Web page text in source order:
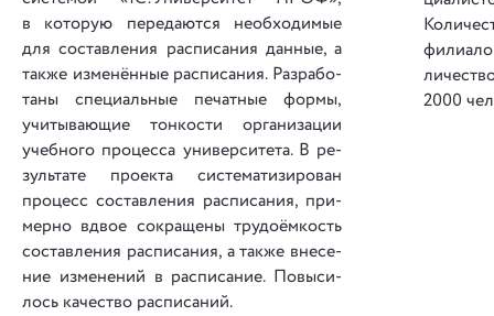
в ко­то­рую пе­ре­да­ют­ся не­об­хо­ди­мые
для со­ста­вле­ния рас­пи­са­ния дан­ные, а
так­же из­ме­нён­ные рас­пи­са­ния. Ра­зра­бо­
та­ны спе­ци­аль­ные пе­чат­ные фор­мы,
учи­ты­ва­ю­щие тон­ко­сти ор­га­ни­за­ции
учеб­но­го про­цес­са уни­вер­си­те­та. В ре­
зуль­та­те про­ек­та си­сте­ма­ти­зи­ро­ван
про­цесс со­ста­вле­ния рас­пи­са­ния, при­
мер­но вдвое со­кра­ще­ны тру­до­ём­кость
со­ста­вле­ния рас­пи­са­ния, а так­же вне­се­
ние из­ме­не­ний в рас­пи­са­ние. По­вы­си­
лось ка­чес­тво рас­пи­са­ний.
2000